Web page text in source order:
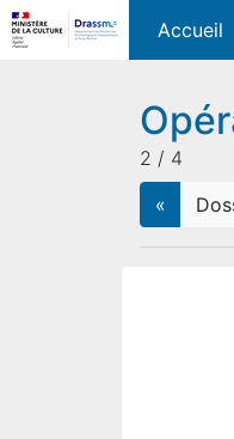
Accueil
2 / 4
«